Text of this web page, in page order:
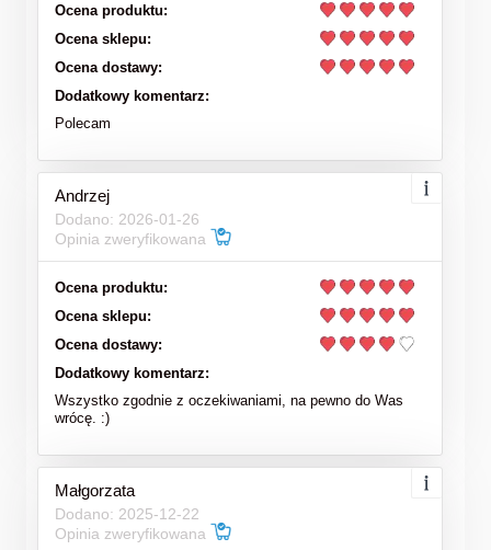
Ocena produktu:
Ocena sklepu:
Ocena dostawy:
Dodatkowy komentarz:
Polecam
Andrzej
Dodano: 2026-01-26
Opinia zweryfikowana
Ocena produktu:
Ocena sklepu:
Ocena dostawy:
Dodatkowy komentarz:
Wszystko zgodnie z oczekiwaniami, na pewno do Was
wrócę. :)
Małgorzata
Dodano: 2025-12-22
Opinia zweryfikowana